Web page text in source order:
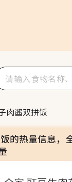
肉酱双拼饭
的热量信息